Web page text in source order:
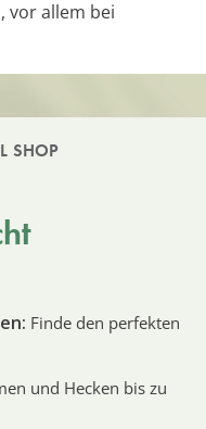
vor allem bei
SHOP
Finde den perfekten
und Hecken bis zu